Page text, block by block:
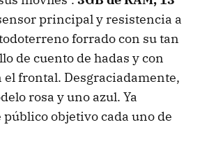
principal y resistencia a
forrado con su tan
de cuento de hadas y con
el frontal. Desgraciadamente,
rosa y uno azul. Ya
público objetivo cada uno de